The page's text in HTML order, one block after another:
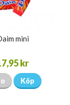
mini
kr
Köp